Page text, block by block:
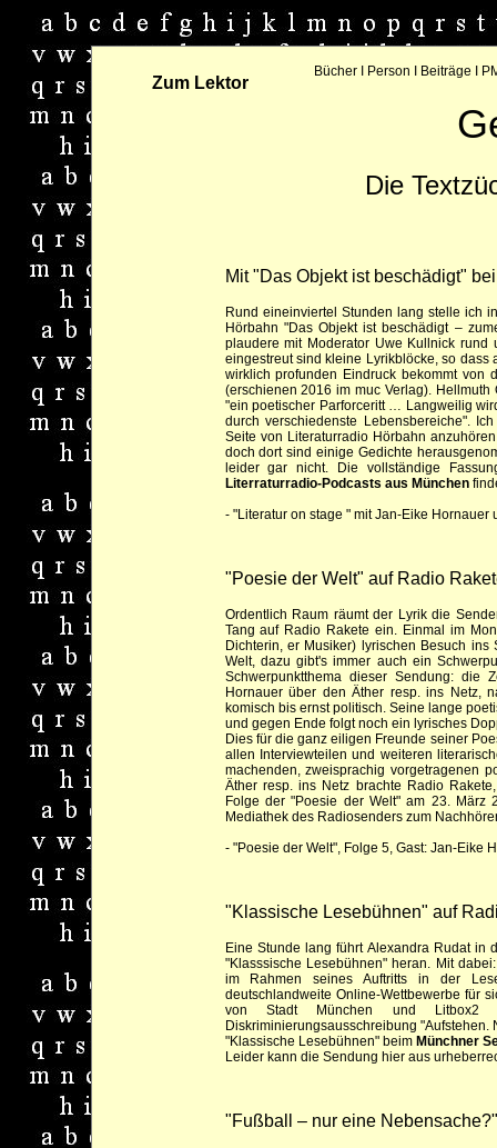
Zum Lektor
Bücher Person Beiträge
Die
Mit "Das Objekt ist beschädigt"
Rund eineinviertel Stunden lang stelle ich
Hörbahn "Das Objekt ist beschädigt –
plaudere mit Moderator Uwe Kullnick rund
eingestreut sind kleine Lyrikblöcke, so
wirklich profunden Eindruck bekommt von
(erschienen 2016 im muc Verlag).
"ein poetischer Parforceritt … Langweilig
durch verschiedenste Lebensbereiche".
Seite von Literaturradio Hörbahn
doch dort sind einige Gedichte
leider gar nicht. Die vollständige
Literraturradio-Podcasts aus München
- "Literatur on stage " mit Jan-Eike
"Poesie der Welt" auf Radio
Ordentlich Raum räumt der Lyrik die
Tang auf Radio Rakete ein. Einmal im
Dichterin, er Musiker) lyrischen Besuch
Welt, dazu gibt's immer auch ein
Schwerpunktthema dieser Sendung: die
Hornauer über den Äther resp. ins Netz,
komisch bis ernst politisch. Seine lange
und gegen Ende folgt noch ein lyrisches
Dies für die ganz eiligen Freunde seiner
allen Interviewteilen und weiteren
machenden, zweisprachig vorgetragenen
Äther resp. ins Netz brachte Radio
Folge der "Poesie der Welt" am 23.
Mediathek des Radiosenders zum
- "Poesie der Welt", Folge 5, Gast: Jan-Eike
"Klassische Lesebühnen" auf
Eine Stunde lang führt Alexandra Rudat in
"Klasssische Lesebühnen" heran. Mit
im Rahmen seines Auftritts in der
deutschlandweite Online-Wettbewerbe für
von Stadt München und Litbox2
Diskriminierungsausschreibung
"Klassische Lesebühnen" beim Münchner
Leider kann die Sendung hier aus
"Fußball – nur eine